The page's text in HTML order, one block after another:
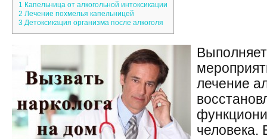
1 Капельница от алкогольной интоксикации
2 Лечение похмелья капельницей
3 Детоксикация организма после алкоголя
лечение
человека.